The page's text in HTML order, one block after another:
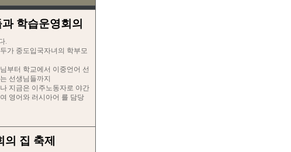
학습운영회의
.
가 중도입국자녀의 학부모
부터 학교에서 이중언어 선
선생님들까지
지금은 이주노동자로 야간
영어와 러시아어 를 담당
의 집 축제